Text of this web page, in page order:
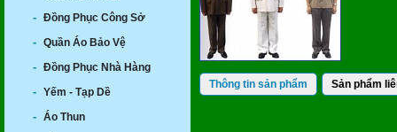
- Đồng Phục Công Sở
- Quần Áo Bảo Vệ
- Đồng Phục Nhà Hàng
- Yếm - Tạp Dề
- Áo Thun
Thông tin sản phẩm Sản phẩm